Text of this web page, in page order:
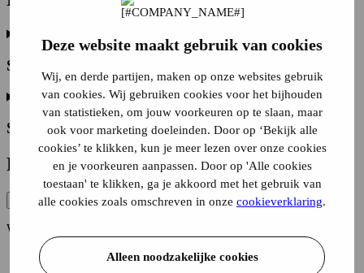
Deze website maakt gebruik van cookies
Wij, en derde partijen, maken op onze websites gebruik
van cookies. Wij gebruiken cookies voor het bijhouden
van statistieken, om jouw voorkeuren op te slaan, maar
ook voor marketing doeleinden. Door op ‘Bekijk alle
cookies’ te klikken, kun je meer lezen over onze cookies
en je voorkeuren aanpassen. Door op 'Alle cookies
toestaan' te klikken, ga je akkoord met het gebruik van
alle cookies zoals omschreven in onze cookieverklaring.
Alleen noodzakelijke cookies
Schade bij een ander
Schade aan je eigen auto
De dekkingvan een autoverzekering
WA (verplicht) Beperkt casco All Risk (WA+Casco)
WA (verplicht)
Schade aan anderen